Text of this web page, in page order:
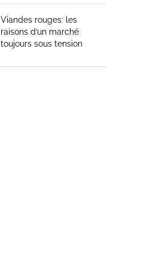
Viandes rouges: les
raisons d’un marché
toujours sous tension